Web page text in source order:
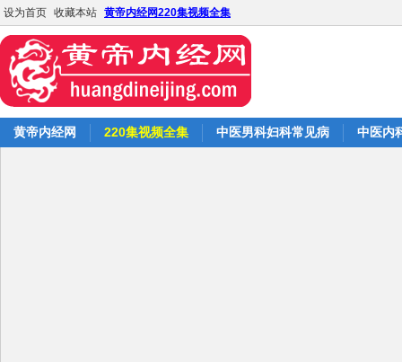
设为首页 收藏本站 黄帝内经网220集视频全集
黄帝内经网 220集视频全集 中医男科妇科常见病 中医内